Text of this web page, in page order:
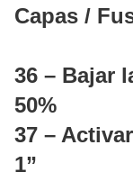
Capas /
36 – Bajar
50%
37 –
1”